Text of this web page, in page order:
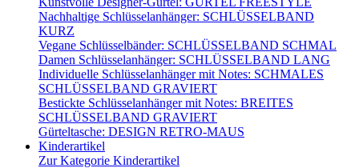
Nachhaltige Schlüsselanhänger: SCHLÜSSELBAND
KURZ
Vegane Schlüsselbänder: SCHLÜSSELBAND SCHMAL
Damen Schlüsselanhänger: SCHLÜSSELBAND LANG
Individuelle Schlüsselanhänger mit Notes: SCHMALES
SCHLÜSSELBAND GRAVIERT
Bestickte Schlüsselanhänger mit Notes: BREITES
SCHLÜSSELBAND GRAVIERT
Gürteltasche: DESIGN RETRO-MAUS
Kinderartikel
Zur Kategorie Kinderartikel